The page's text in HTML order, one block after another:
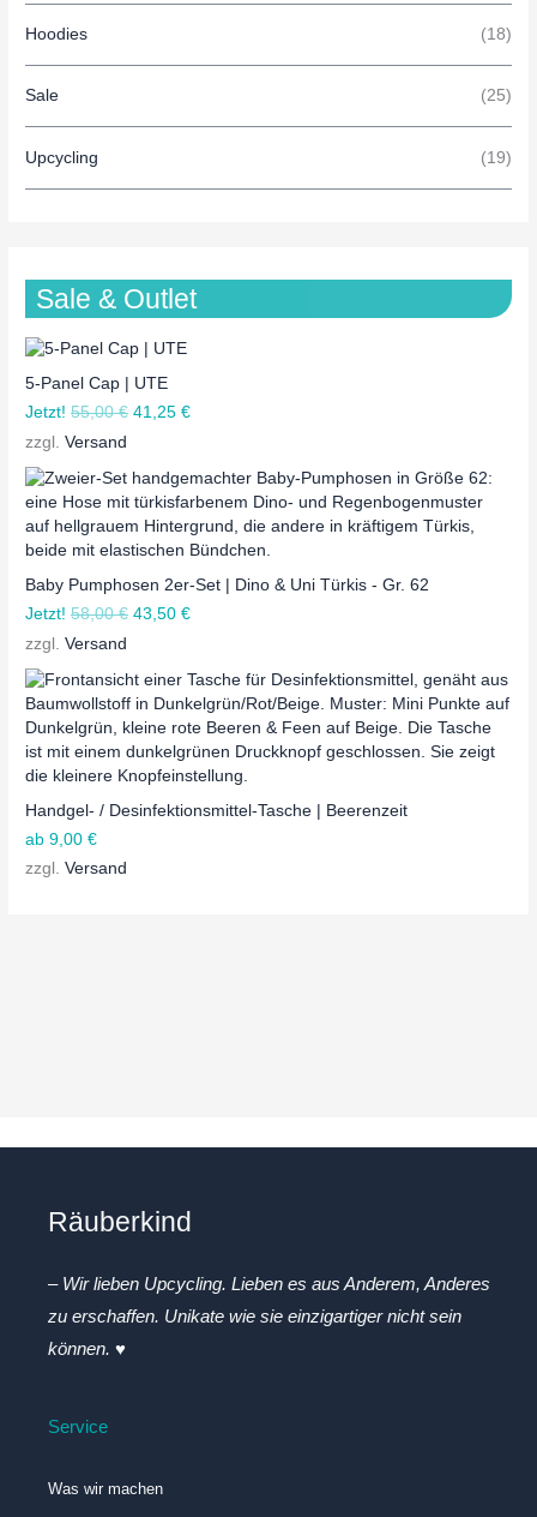
Hoodies (18)
Sale (25)
Upcycling (19)
Sale & Outlet
5-Panel Cap | UTE
Jetzt! 55,00€ 41,25€
zzgl.Versand
Baby Pumphosen 2er-Set | Dino & Uni Türkis - Gr. 62
Jetzt! 58,00€ 43,50€
zzgl.Versand
Handgel- / Desinfektionsmittel-Tasche | Beerenzeit
ab 9,00€
zzgl.Versand
Räuberkind
– Wir lieben Upcycling. Lieben es aus Anderem, Anderes
zu erschaffen. Unikate wie sie einzigartiger nicht sein
können. ♥
Service
Was wir machen